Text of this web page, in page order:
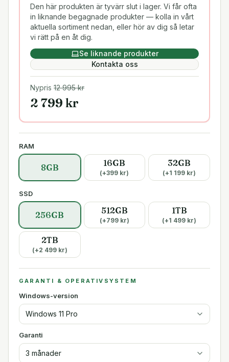
Den här produkten är tyvärr slut i lager. Vi får ofta
in liknande begagnade produkter — kolla in vårt
aktuella sortiment nedan, eller hör av dig så letar
vi rätt på en åt dig.
Se liknande produkter
Kontakta oss
Nypris 12 995kr
2 799 kr
RAM
8GB 16GB
(+399 kr)
32GB
(+1 199 kr)
SSD
256GB 512GB
(+799kr)
1TB
(+1 499 kr)
2TB
(+2 499kr)
GARANTI & OPERATIVSYSTEM
Windows-version
Windows 11 Pro
Garanti
3 månader